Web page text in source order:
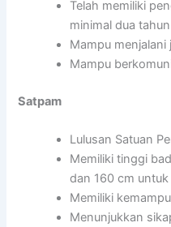
Telah memiliki
minimal dua tahun
Mampu
Mampu
Satpam
Lulusan Satuan
Memiliki tinggi
dan 160 cm
Memiliki
Menunjukkan